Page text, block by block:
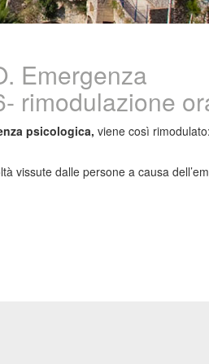
Emergenza
rimodulazione
psicologica, viene così
vissute dalle persone a causa